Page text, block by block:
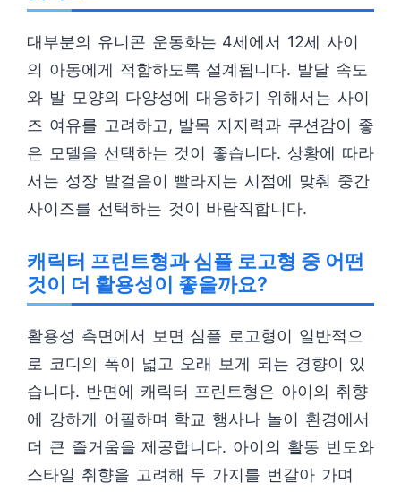
대부분의 유니콘 운동화는 4세에서 12세 사이
의 아동에게 적합하도록 설계됩니다. 발달 속도
와 발 모양의 다양성에 대응하기 위해서는 사이
즈 여유를 고려하고, 발목 지지력과 쿠션감이 좋
은 모델을 선택하는 것이 좋습니다. 상황에 따라
서는 성장 발걸음이 빨라지는 시점에 맞춰 중간
사이즈를 선택하는 것이 바람직합니다.
캐릭터 프린트형과 심플 로고형 중 어떤
것이 더 활용성이 좋을까요?
활용성 측면에서 보면 심플 로고형이 일반적으
로 코디의 폭이 넓고 오래 보게 되는 경향이 있
습니다. 반면에 캐릭터 프린트형은 아이의 취향
에 강하게 어필하며 학교 행사나 놀이 환경에서
더 큰 즐거움을 제공합니다. 아이의 활동 빈도와
스타일 취향을 고려해 두 가지를 번갈아 가며